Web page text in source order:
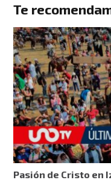
Te
Pasión de Cristo en